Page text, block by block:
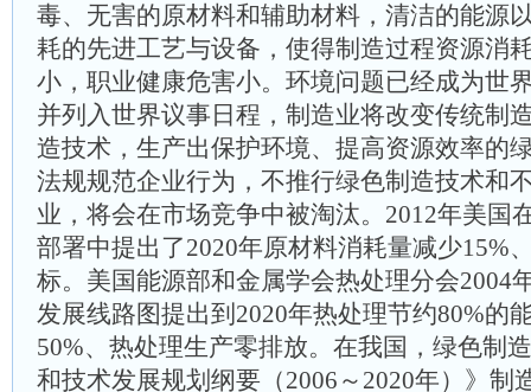
毒、无害的原材料和辅助材料，清洁的能源
耗的先进工艺与设备，使得制造过程资源消
小，职业健康危害小。环境问题已经成为世
并列入世界议事日程，制造业将改变传统制
造技术，生产出保护环境、提高资源效率的
法规规范企业行为，不推行绿色制造技术和
业，将会在市场竞争中被淘汰。2012年美国
部署中提出了2020年原材料消耗量减少15%
标。美国能源部和金属学会热处理分会2004
发展线路图提出到2020年热处理节约80%的
50%、热处理生产零排放。在我国，绿色制
和技术发展规划纲要（2006～2020年）》制